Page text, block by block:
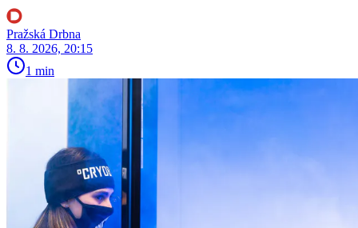
Pražská Drbna
8. 8. 2026, 20:15
1 min